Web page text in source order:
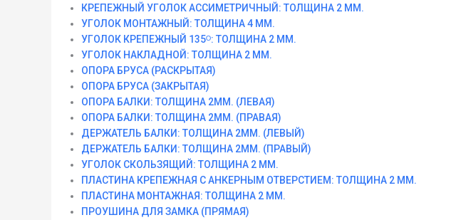
КРЕПЕЖНЫЙ УГОЛОК АССИМЕТРИЧНЫЙ: ТОЛЩИНА 2 ММ.
УГОЛОК МОНТАЖНЫЙ: ТОЛЩИНА 4 ММ.
УГОЛОК КРЕПЕЖНЫЙ 135ᴼ: ТОЛЩИНА 2 ММ.
УГОЛОК НАКЛАДНОЙ: ТОЛЩИНА 2 ММ.
ОПОРА БРУСА (РАСКРЫТАЯ)
ОПОРА БРУСА (ЗАКРЫТАЯ)
ОПОРА БАЛКИ: ТОЛЩИНА 2ММ. (ЛЕВАЯ)
ОПОРА БАЛКИ: ТОЛЩИНА 2ММ. (ПРАВАЯ)
ДЕРЖАТЕЛЬ БАЛКИ: ТОЛЩИНА 2ММ. (ЛЕВЫЙ)
ДЕРЖАТЕЛЬ БАЛКИ: ТОЛЩИНА 2ММ. (ПРАВЫЙ)
УГОЛОК СКОЛЬЗЯЩИЙ: ТОЛЩИНА 2 ММ.
ПЛАСТИНА КРЕПЕЖНАЯ С АНКЕРНЫМ ОТВЕРСТИЕМ: ТОЛЩИНА 2 ММ.
ПЛАСТИНА МОНТАЖНАЯ: ТОЛЩИНА 2 ММ.
ПРОУШИНА ДЛЯ ЗАМКА (ПРЯМАЯ)